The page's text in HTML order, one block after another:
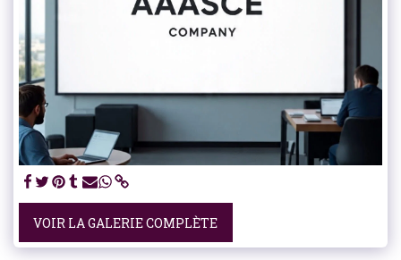
VOIR LA GALERIE COMPLÈTE